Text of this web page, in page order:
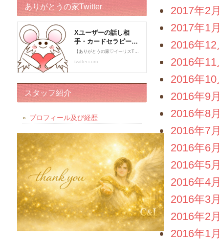
2017年2
2017年1
2016年12
2016年11
2016年10
2016年9
2016年8
2016年7
2016年6
2016年5
2016年4
2016年3
2016年2
2016年1
ありがとうの家Twitter
スタッフ紹介
プロフィール及び経歴